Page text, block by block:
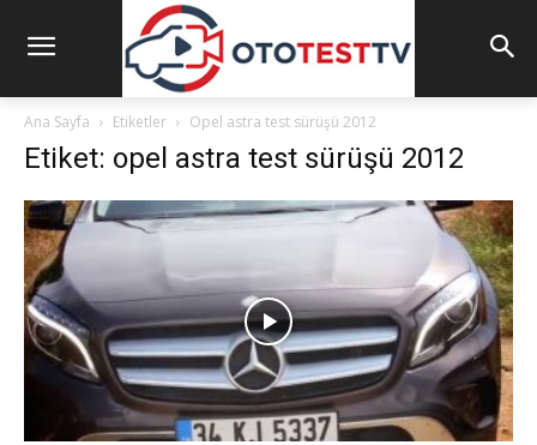
Ana Sayfa Etiketler Opel astra test sürüşü 2012
Etiket: opel astra test sürüşü 2012